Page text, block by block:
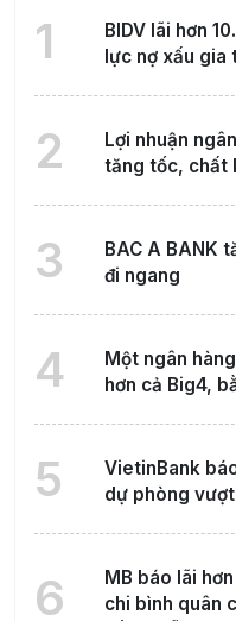
1
BIDV lãi hơn
lực nợ xấu gia
2
Lợi nhuận
tăng tốc, chất
3
BAC A BANK
đi ngang
4
Một ngân
hơn cả Big4,
5
VietinBank
dự phòng
6
MB báo lãi
chi bình quân